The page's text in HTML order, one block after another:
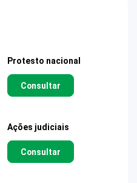
Protesto nacional
Consultar
Ações judiciais
Consultar